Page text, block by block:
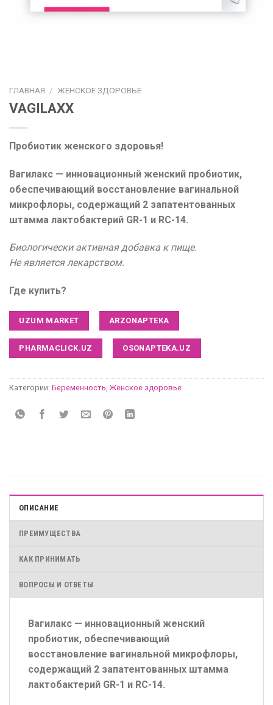
ГЛАВНАЯ / ЖЕНСКОЕ ЗДОРОВЬЕ
VAGILAXX
Пробиотик женского здоровья!
Вагилакс — инновационный женский пробиотик,
обеспечивающий восстановление вагинальной
микрофлоры, содержащий 2 запатентованных
штамма лактобактерий GR-1 и RC-14.
Биологически активная добавка к пище.
Не является лекарством.
Где купить?
UZUM MARKET ARZONAPTEKA
PHARMACLICK.UZ OSONAPTEKA.UZ
Категории: Беременность, Женское здоровье
ОПИСАНИЕ
ПРЕИМУЩЕСТВА
КАК ПРИНИМАТЬ
ВОПРОСЫ И ОТВЕТЫ
Вагилакс — инновационный женский
пробиотик, обеспечивающий
восстановление вагинальной микрофлоры,
содержащий 2 запатентованных штамма
лактобактерий GR-1 и RC-14.